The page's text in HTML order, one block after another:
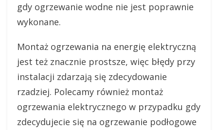
gdy ogrzewanie wodne nie jest poprawnie
wykonane.
Montaż ogrzewania na energię elektryczną
jest też znacznie prostsze, więc błędy przy
instalacji zdarzają się zdecydowanie
rzadziej. Polecamy również montaż
ogrzewania elektrycznego w przypadku gdy
zdecydujecie się na ogrzewanie podłogowe